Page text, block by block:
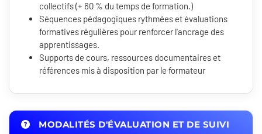
collectifs (+ 60 % du temps de formation.)
Séquences pédagogiques rythmées et évaluations
formatives régulières pour renforcer l'ancrage des
apprentissages.
Supports de cours, ressources documentaires et
références mis à disposition par le formateur
MODALITÉS D'ÉVALUATION ET DE SUIVI